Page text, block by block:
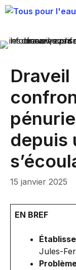
Aller
Draveil
depuis
15 janvier 2025
EN BREF
Jules-